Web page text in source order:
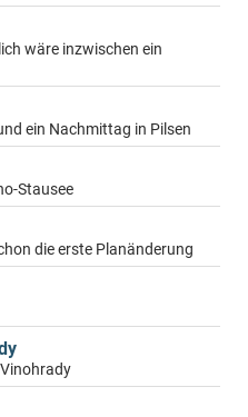
wäre inzwischen ein
ein Nachmittag in Pilsen
Stausee
die erste Planänderung